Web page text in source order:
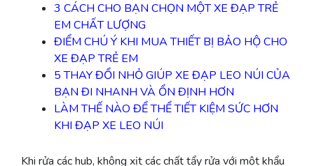
3 CÁCH CHO BẠN CHỌN MỘT XE ĐẠP TRẺ
EM CHẤT LƯỢNG
ĐIỂM CHÚ Ý KHI MUA THIẾT BỊ BẢO HỘ CHO
XE ĐẠP TRẺ EM
5 THAY ĐỔI NHỎ GIÚP XE ĐẠP LEO NÚI CỦA
BẠN ĐI NHANH VÀ ỔN ĐỊNH HƠN
LÀM THẾ NÀO ĐỂ THỂ TIẾT KIỆM SỨC HƠN
KHI ĐẠP XE LEO NÚI
Khi rửa các hub, không xịt các chất tẩy rửa với một khẩu